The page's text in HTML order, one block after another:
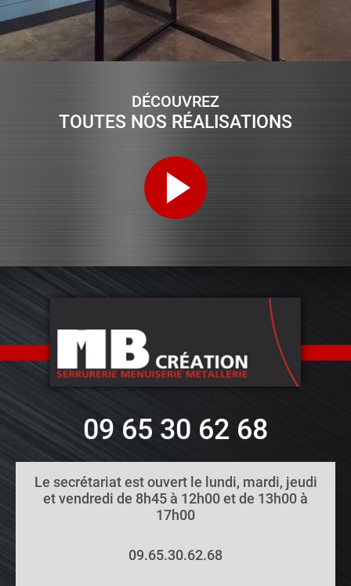
DÉCOUVREZ
TOUTES NOS RÉALISATIONS
09 65 30 62 68
Le secrétariat est ouvert le lundi, mardi, jeudi
et vendredi de 8h45 à 12h00 et de 13h00 à
17h00
09.65.30.62.68